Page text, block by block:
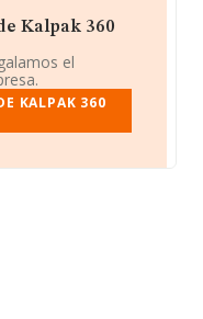
Kalpak 360
el
KALPAK 360